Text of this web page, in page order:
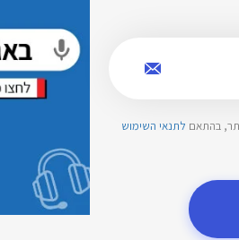
בהתאם לתנאי השימוש